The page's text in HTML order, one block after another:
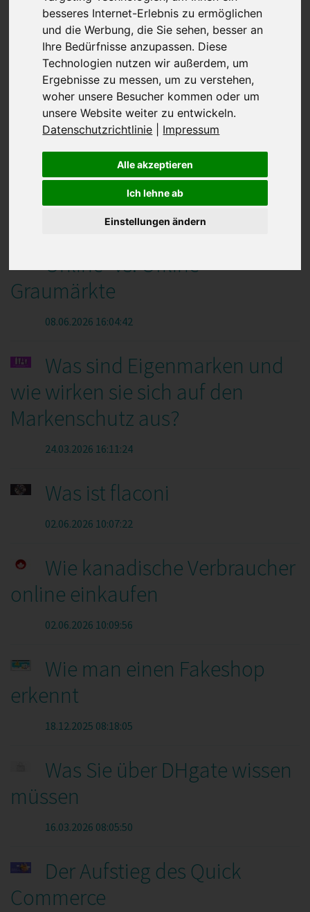
besseres Internet-Erlebnis zu ermöglichen
und die Werbung, die Sie sehen, besser an
Ihre Bedürfnisse anzupassen. Diese
Technologien nutzen wir außerdem, um
Ergebnisse zu messen, um zu verstehen,
woher unsere Besucher kommen oder um
unsere Website weiter zu entwickeln.
Datenschutzrichtlinie
Impressum
Alle akzeptieren
Ich lehne ab
Einstellungen ändern
Wie portugiesische
Verbraucher online einkaufen
06.07.2026 10:27:31
Was ist Tiki
Top 5 Sommer Scams
23.06.2026 08:13:33
Online- vs. Offline-
Graumärkte
08.06.2026 16:04:42
Was sind Eigenmarken und
wie wirken sie sich auf den
Markenschutz aus?
24.03.2026 16:11:24
Was ist flaconi
02.06.2026 10:07:22
Wie kanadische Verbraucher
online einkaufen
02.06.2026 10:09:56
Wie man einen Fakeshop
erkennt
18.12.2025 08:18:05
Was Sie über DHgate wissen
müssen
16.03.2026 08:05:50
Der Aufstieg des Quick
Commerce